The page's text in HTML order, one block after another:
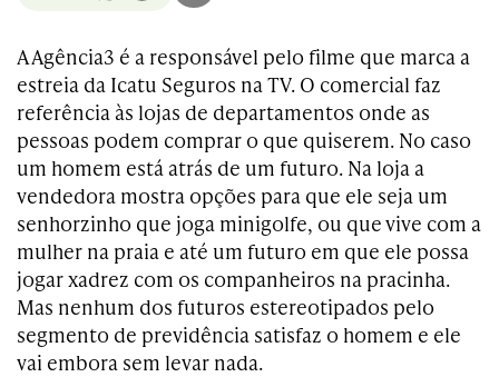
A Agência3 é a responsável pelo filme que marca a
estreia da Icatu Seguros na TV. O comercial faz
referência às lojas de departamentos onde as
pessoas podem comprar o que quiserem. No caso
um homem está atrás de um futuro. Na loja a
vendedora mostra opções para que ele seja um
senhorzinho que joga minigolfe, ou que vive com a
mulher na praia e até um futuro em que ele possa
jogar xadrez com os companheiros na pracinha.
Mas nenhum dos futuros estereotipados pelo
segmento de previdência satisfaz o homem e ele
vai embora sem levar nada.